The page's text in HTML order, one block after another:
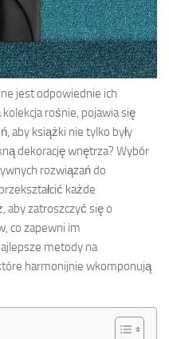
jest odpowiednie ich
rośnie, pojawia się
aby książki nie tylko były
dekorację wnętrza? Wybór
rozwiązań do
każde
aby zatroszczyć się o
co zapewni im
metody na
harmonijnie wkomponują